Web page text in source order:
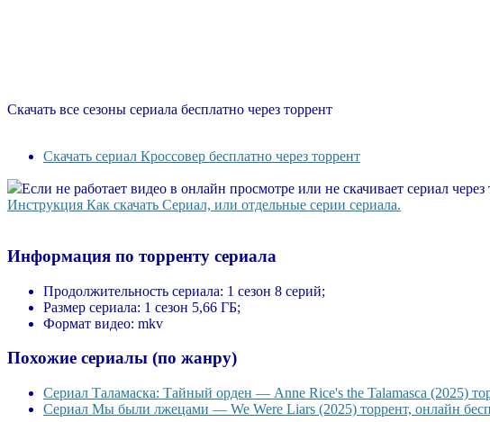
Скачать все сезоны сериала бесплатно через торрент
Скачать сериал Кроссовер бесплатно через торрент
Если не работает видео в онлайн просмотре или не скачивает сериал
Инструкция Как скачать Сериал, или отдельные серии сериала.
Информация по торренту сериала
Продолжительность сериала: 1 сезон 8 серий;
Размер сериала: 1 сезон 5,66 ГБ;
Формат видео: mkv
Похожие сериалы (по жанру)
Сериал Таламаска: Тайный орден — Anne Rice's the Talamasca (2025)
Сериал Мы были лжецами — We Were Liars (2025) торрент, онлайн